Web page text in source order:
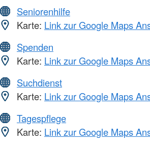
Seniorenhilfe
Karte: Link zur Google Maps
Spenden
Karte: Link zur Google Maps
Suchdienst
Karte: Link zur Google Maps
Tagespflege
Karte: Link zur Google Maps